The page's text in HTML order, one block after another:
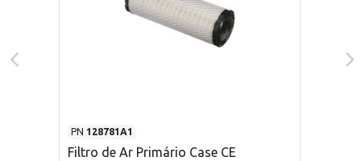
PN 128781A1
Filtro de Ar Primário Case CE